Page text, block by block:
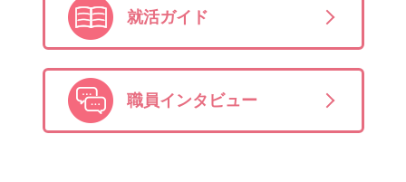
就活ガイド
職員インタビュー